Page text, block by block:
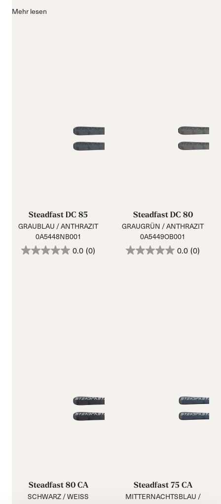
Mehr lesen
Steadfast DC 85
GRAUBLAU / ANTHRAZIT
0A5448NB001
0.0 (0)
Steadfast DC 80
GRAUGRÜN / ANTHRAZIT
0A5449OB001
0.0 (0)
Steadfast 80 CA
SCHWARZ / WEISS
Steadfast 75 CA
MITTERNACHTSBLAU /